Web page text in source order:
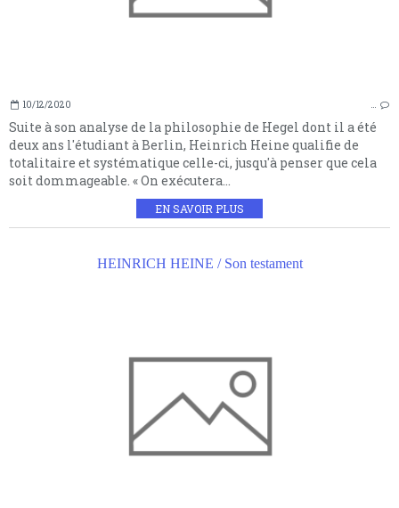
10/12/2020 …
Suite à son analyse de la philosophie de Hegel dont il a été
deux ans l'étudiant à Berlin, Heinrich Heine qualifie de
totalitaire et systématique celle-ci, jusqu'à penser que cela
soit dommageable. « On exécutera...
EN SAVOIR PLUS
HEINRICH HEINE / Son testament